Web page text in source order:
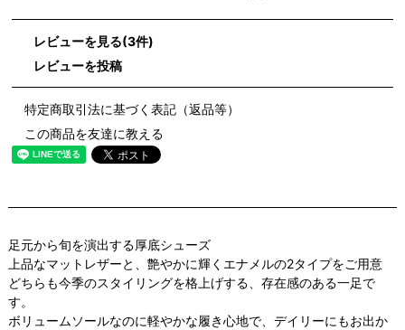
レビューを見る(3件)
レビューを投稿
特定商取引法に基づく表記（返品等）
この商品を友達に教える
足元から旬を演出する厚底シューズ
上品なマットレザーと、艶やかに輝くエナメルの2タイプをご用意
どちらも今季のスタイリングを格上げする、存在感のある一足で
す。
ボリュームソールなのに軽やかな履き心地で、デイリーにもお出か